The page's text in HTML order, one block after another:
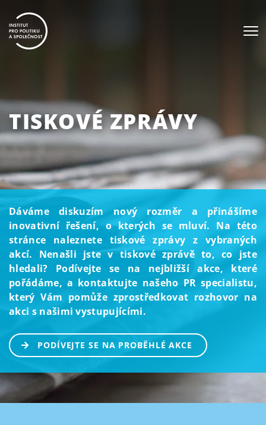
TISKOVÉ ZPRÁVY
Dáváme diskuzím nový rozměr a přinášíme
inovativní řešení, o kterých se mluví. Na této
stránce naleznete tiskové zprávy z vybraných
akcí. Nenašli jste v tiskové zprávě to, co jste
hledali? Podívejte se na nejbližší akce, které
pořádáme, a kontaktujte našeho PR specialistu,
který Vám pomůže zprostředkovat rozhovor na
akci s našimi vystupujícími.
PODÍVEJTE SE NA PROBĚHLÉ AKCE